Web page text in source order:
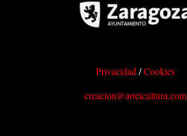
Privacidad /Cookies
creacion@arteicultura.com